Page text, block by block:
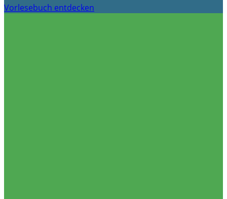
Vorlesebuch entdecken